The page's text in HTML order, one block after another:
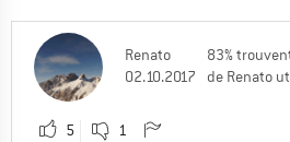
Renato
02.10.2017
83%
de Renato
5 1